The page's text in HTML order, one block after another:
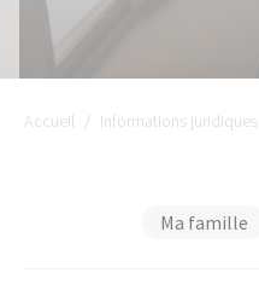
Accueil Informations juridiques
Ma famille